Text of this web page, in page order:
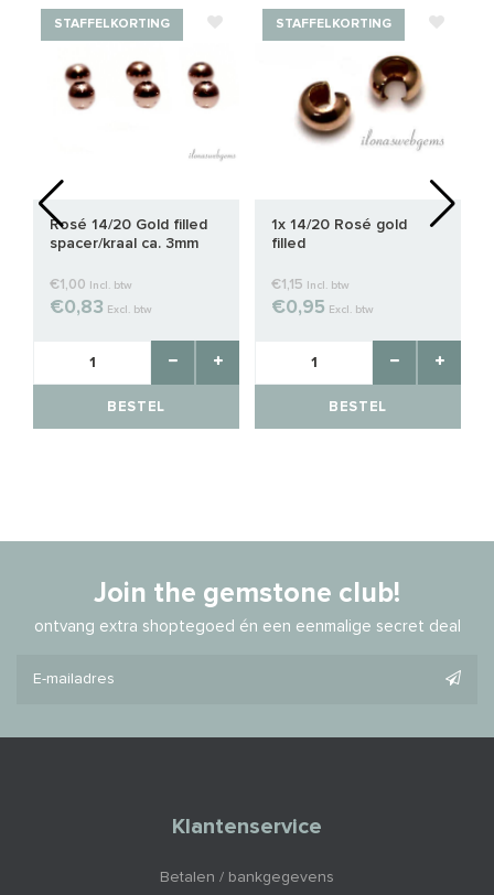
STAFFELKORTING
Rosé 14/20 Gold filled
spacer/kraal ca. 3mm
€1,00 Incl. btw
€0,83 Excl. btw
BESTEL
STAFFELKORTING
1x 14/20 Rosé gold
filled
3mm
€1,15 Incl. btw
€0,95 Excl. btw
BESTEL
Join the gemstone club!
ontvang extra shoptegoed én een eenmalige secret deal
Klantenservice
Betalen / bankgegevens